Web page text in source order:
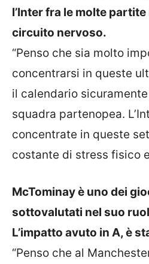
l’Inter fra le molte
circuito nervoso.
“Penso che sia molto
concentrarsi in queste
il calendario
squadra partenopea.
concentrate in queste
costante di stress fisico
McTominay è uno dei
sottovalutati nel suo
L’impatto avuto in A, è
“Penso che al